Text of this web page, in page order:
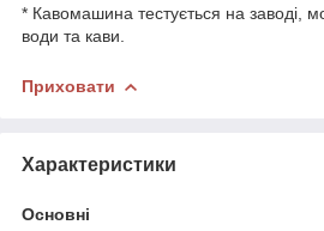
* Кавомашина тестується на заводі,
води та кави.
Приховати
Характеристики
Основні